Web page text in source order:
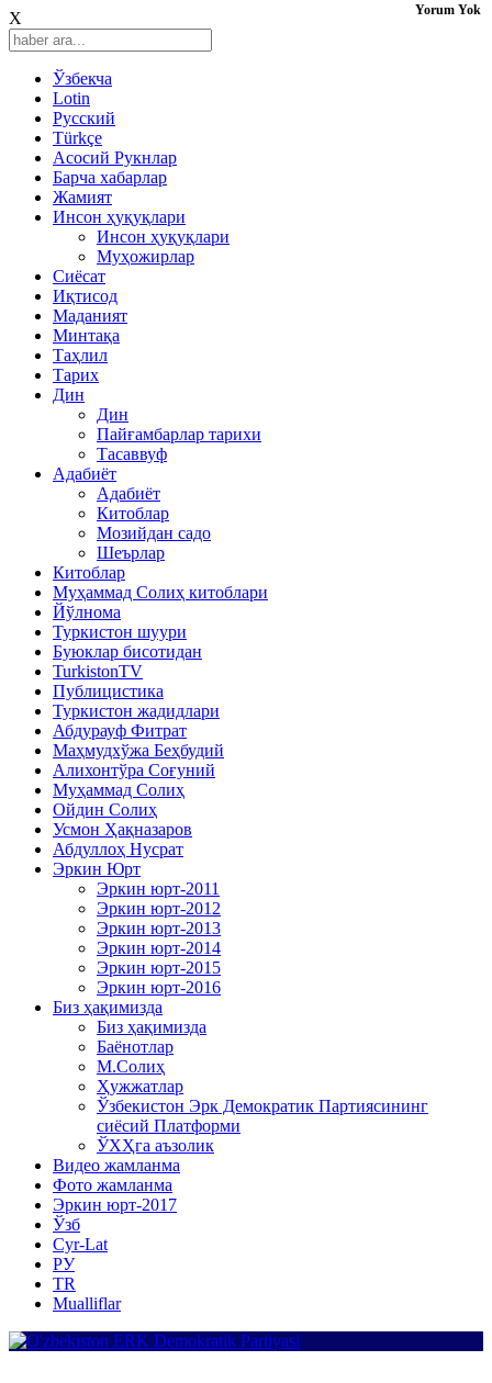
X
Ўзбекча
Lotin
Русский
Türkçe
Асосий Рукнлар
Барча хабарлар
Жамият
Инсон ҳуқуқлари
Инсон ҳуқуқлари
Муҳожирлар
Сиёсат
Иқтисод
Mаданият
Минтақа
Таҳлил
Тарих
Дин
Дин
Пайғамбарлар тарихи
Тасаввуф
Адабиёт
Адабиёт
Китоблар
Мозийдан садо
Шеърлар
Китоблар
Муҳаммад Солиҳ китоблари
Йўлнома
Туркистон шуури
Буюклар бисотидан
TurkistonTV
Публицистика
Туркистон жадидлари
Абдурауф Фитрат
Маҳмудхўжа Беҳбудий
Алихонтўра Соғуний
Муҳаммад Солиҳ
Ойдин Солиҳ
Усмон Ҳақназаров
Абдуллоҳ Нусрат
Эркин Юрт
Эркин юрт-2011
Эркин юрт-2012
Эркин юрт-2013
Эркин юрт-2014
Эркин юрт-2015
Эркин юрт-2016
Биз ҳақимизда
Биз ҳақимизда
Баёнотлар
М.Солиҳ
Ҳужжатлар
Ўзбекистон Эрк Демократик Партиясининг
сиёсий Платформи
ЎХҲга аъзолик
Видео жамланма
Фото жамланма
Эркин юрт-2017
Ўзб
Cyr-Lat
РУ
TR
Mualliflar
Yorum Yok